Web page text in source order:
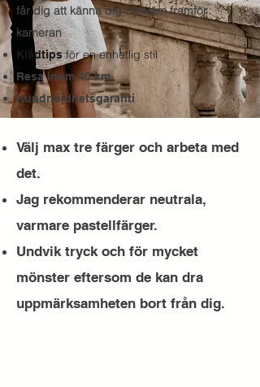
får dig att känna dig bekväm framför
kameran
Klädtips för en enhetlig stil
Resa inom 40 km
Kundnöjdhetsgaranti
Välj max tre färger och arbeta med
det.
Jag rekommenderar neutrala,
varmare pastellfärger.
Undvik tryck och för mycket
mönster eftersom de kan dra
uppmärksamheten bort från dig.